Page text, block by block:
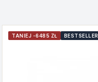
TANIEJ -6485 ZŁ BESTSELLER